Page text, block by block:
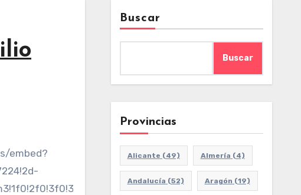
embed?
Buscar
Buscar
Provincias
Alicante (49) Almería (4)
Andalucía (52) Aragón (19)